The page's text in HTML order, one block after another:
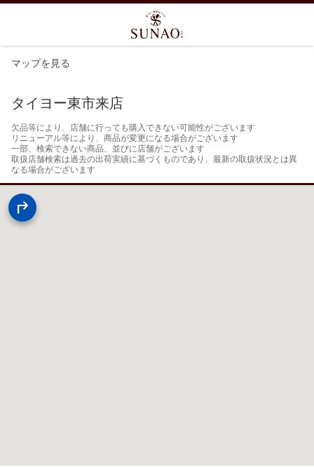
マップを見る
タイヨー東市来店
欠品等により、店舗に行っても購入できない可能性がございます
リニューアル等により、商品が変更になる場合がございます
一部、検索できない商品、並びに店舗がございます
取扱店舗検索は過去の出荷実績に基づくものであり、最新の取扱状況とは異
なる場合がございます